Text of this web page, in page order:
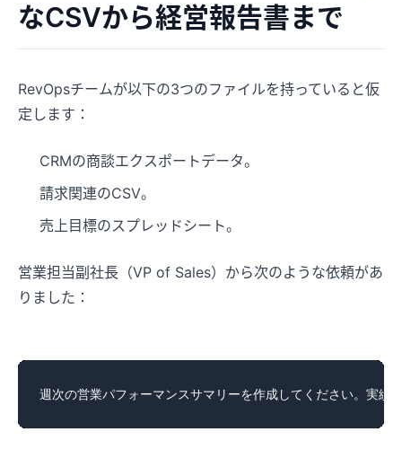
なCSVから経営報告書まで
RevOpsチームが以下の3つのファイルを持っていると仮
定します：
CRMの商談エクスポートデータ。
請求関連のCSV。
売上目標のスプレッドシート。
営業担当副社長（VP of Sales）から次のような依頼があ
りました：